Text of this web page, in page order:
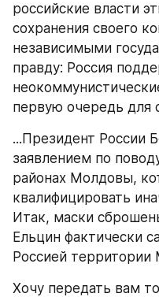
российские власти
сохранения своего
независимыми
правду: Россия
первую очередь для
...Президент России
заявлением по
районах Молдовы,
квалифицировать
Итак, маски
Ельцин фактически
Россией
Хочу передать вам